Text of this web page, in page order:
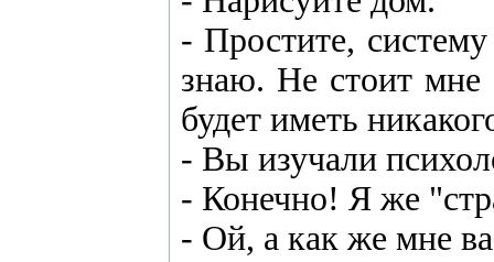
- Простите,
знаю. Не стоит мне
будет иметь
- Вы изучали
- Конечно! Я же
- Ой, а как же мне